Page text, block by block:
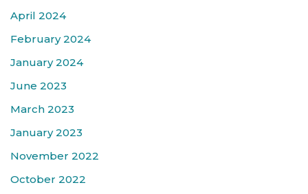
April 2024
February 2024
January 2024
June 2023
March 2023
January 2023
November 2022
October 2022